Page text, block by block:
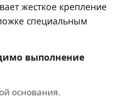
жесткое крепление
специальным
выполнение
основания.